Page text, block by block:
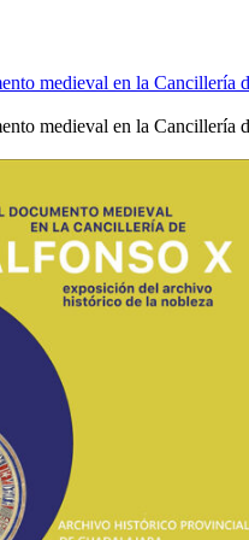
medieval en la Cancillería
medieval en la Cancillería